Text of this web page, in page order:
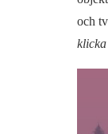
och
klicka